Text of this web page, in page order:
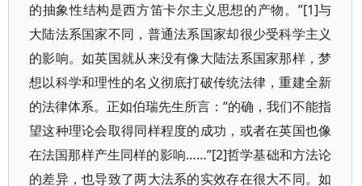
的抽象性结构是西方笛卡尔主义思想的产物。”[1]与
大陆法系国家不同，普通法系国家却很少受科学主义
的影响。如英国就从来没有像大陆法系国家那样，梦
想以科学和理性的名义彻底打破传统法律，重建全新
的法律体系。正如伯瑞先生所言：“的确，我们不能指
望这种理论会取得同样程度的成功，或者在英国也像
在法国那样产生同样的影响……”[2]哲学基础和方法论
的差异，也导致了两大法系的实效存在很大不同。如